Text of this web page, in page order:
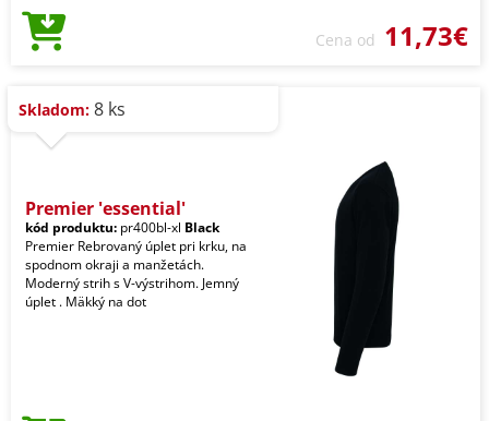
Cena od 11,73€
Skladom: 8 ks
Premier 'essential'
kód produktu: pr400bl-xl Black
Premier Rebrovaný úplet pri krku, na
spodnom okraji a manžetách.
Moderný strih s V-výstrihom. Jemný
úplet . Mäkký na dot